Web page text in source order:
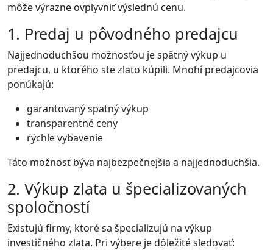
môže výrazne ovplyvniť výslednú cenu.
1. Predaj u pôvodného predajcu
Najjednoduchšou možnosťou je spätný výkup u
predajcu, u ktorého ste zlato kúpili. Mnohí predajcovia
ponúkajú:
garantovaný spätný výkup
transparentné ceny
rýchle vybavenie
Táto možnosť býva najbezpečnejšia a najjednoduchšia.
2. Výkup zlata u špecializovaných
spoločností
Existujú firmy, ktoré sa špecializujú na výkup
investičného zlata. Pri výbere je dôležité sledovať: